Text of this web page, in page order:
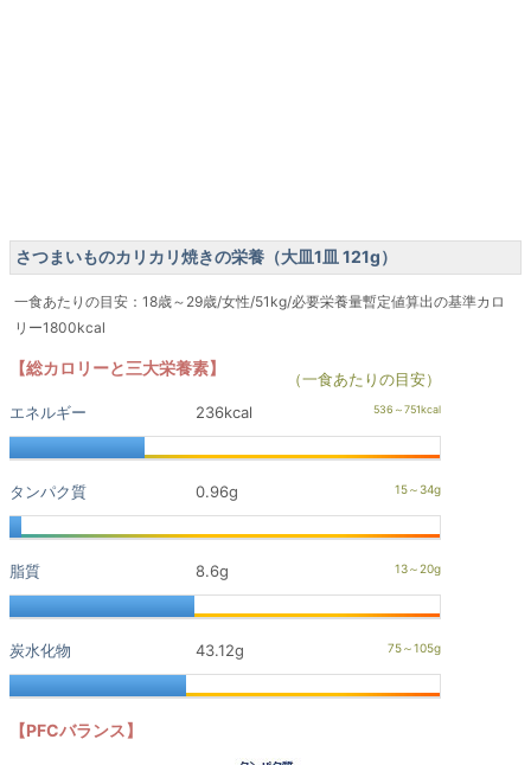
さつまいものカリカリ焼きの栄養（大皿1皿 121g）
一食あたりの目安：18歳～29歳/女性/51kg/必要栄養量暫定値算出の基準カロ
リー1800kcal
【総カロリーと三大栄養素】
（一食あたりの目安）
エネルギー
236kcal
タンパク質 0.96g
脂質 8.6g
炭水化物 43.12g
【PFCバランス】